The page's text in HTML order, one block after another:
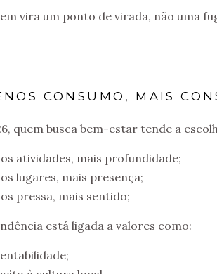
vira um ponto de virada, não uma
CONSUMO, MAIS
quem busca bem-estar tende a
atividades, mais profundidade;
lugares, mais presença;
pressa, mais sentido;
está ligada a valores como: